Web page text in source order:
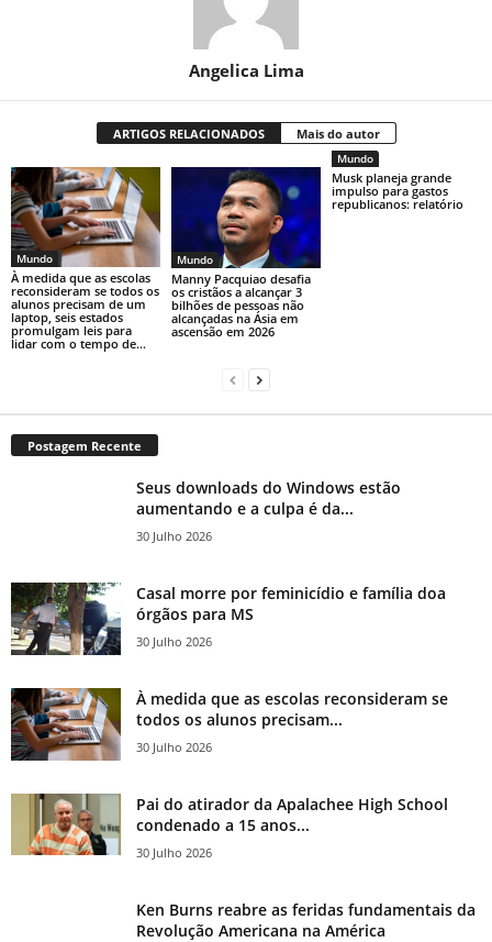
Angelica Lima
ARTIGOS RELACIONADOS Mais do autor
Mundo
À medida que as escolas
reconsideram se todos os
alunos precisam de um
laptop, seis estados
promulgam leis para
lidar com o tempo de...
Mundo
Manny Pacquiao desafia
os cristãos a alcançar 3
bilhões de pessoas não
alcançadas na Ásia em
ascensão em 2026
Mundo
Musk planeja grande
impulso para gastos
republicanos: relatório
Postagem Recente
Seus downloads do Windows estão
aumentando e a culpa é da...
30 Julho 2026
Casal morre por feminicídio e família doa
órgãos para MS
30 Julho 2026
À medida que as escolas reconsideram se
todos os alunos precisam...
30 Julho 2026
Pai do atirador da Apalachee High School
condenado a 15 anos...
30 Julho 2026
Ken Burns reabre as feridas fundamentais da
Revolução Americana na América